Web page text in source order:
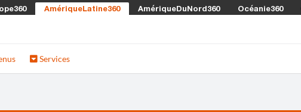
AmériqueLatine360 AmériqueDuNord360 Océanie360
Services